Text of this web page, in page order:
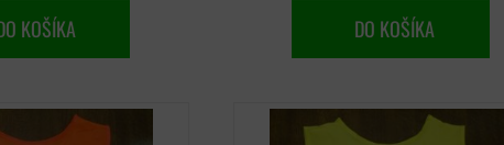
KOŠÍKA DO KOŠÍKA